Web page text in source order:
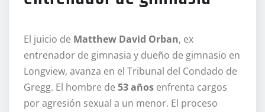
El juicio de Matthew David Orban, ex
entrenador de gimnasia y dueño de gimnasio en
Longview, avanza en el Tribunal del Condado de
Gregg. El hombre de 53 años enfrenta cargos
por agresión sexual a un menor. El proceso